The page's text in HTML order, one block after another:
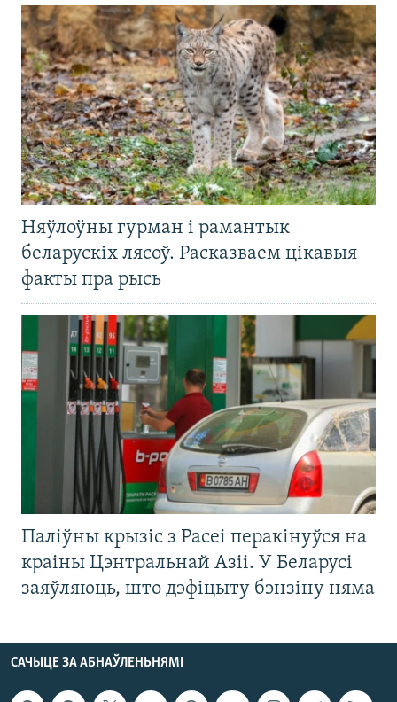
Няўлоўны гурман і рамантык
беларускіх лясоў. Расказваем цікавыя
факты пра рысь
Паліўны крызіс з Расеі перакінуўся на
краіны Цэнтральнай Азіі. У Беларусі
заяўляюць, што дэфіцыту бэнзіну няма
САЧЫЦЕ ЗА АБНАЎЛЕНЬНЯМІ